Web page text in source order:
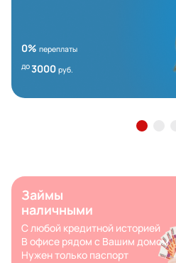
0% переплаты
до3000 руб.
Займы
наличными
С любой кредитной историей
В офисе рядом с Вашим домом
Нужен только паспорт